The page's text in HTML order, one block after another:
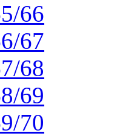
66
67
68
69
70